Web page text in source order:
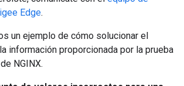
Edge.
un ejemplo de cómo solucionar el
información proporcionada por la prueba
NGINX.